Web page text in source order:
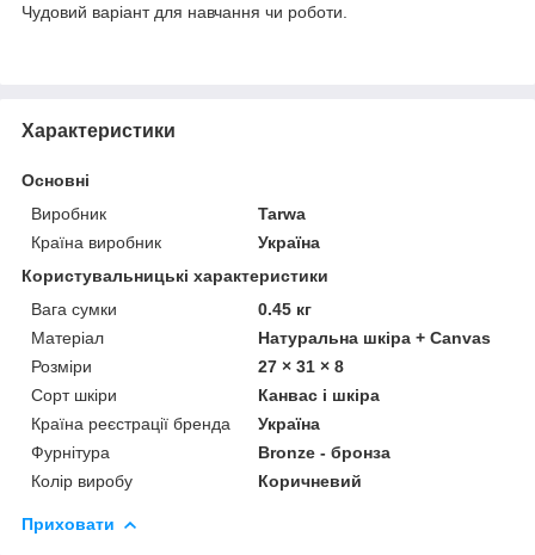
Чудовий варіант для навчання чи роботи.
Характеристики
Основні
Виробник
Tarwa
Країна виробник
Україна
Користувальницькі характеристики
Вага сумки
0.45 кг
Матеріал
Натуральна шкіра + Canvas
Розміри
27 × 31 × 8
Сорт шкіри
Канвас і шкіра
Країна реєстрації бренда
Україна
Фурнітура
Bronze - бронза
Колір виробу
Коричневий
Приховати